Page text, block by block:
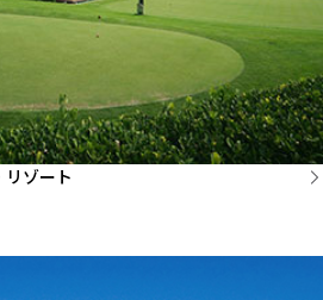
ゾート